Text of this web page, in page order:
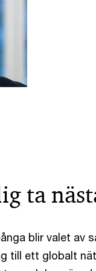
ta
blir valet av
till ett globalt